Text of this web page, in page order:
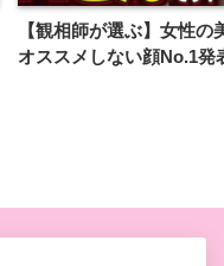
【観相師が選ぶ】女性の
オススメしない顔No.1発